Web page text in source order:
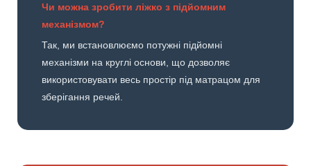
Чи можна зробити ліжко з підйомним
механізмом?
Так, ми встановлюємо потужні підйомні
механізми на круглі основи, що дозволяє
використовувати весь простір під матрацом для
зберігання речей.